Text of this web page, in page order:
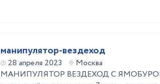
манипулятор-вездеход
28 апреля 2023
Москва
МАНИПУЛЯТОР ВЕЗДЕХОД С ЯМОБУРОМ